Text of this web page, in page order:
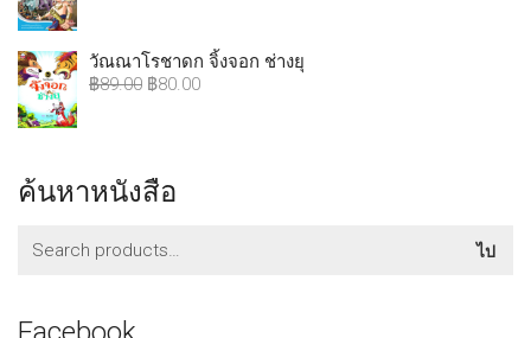
วัณณาโรชาดก จิ้งจอก ช่างยุ
฿89.00 ฿80.00
ค้นหาหนังสือ
ไป